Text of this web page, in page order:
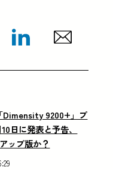
Dimensity 9200+」プ
日に発表と予告、
ップ版か？